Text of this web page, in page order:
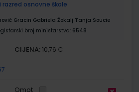
osnovne škole
Gracin Gabriela Žokalj Tanja Soucie
broj ministarstva: 6548
CIJENA: 10,76 €
Omot